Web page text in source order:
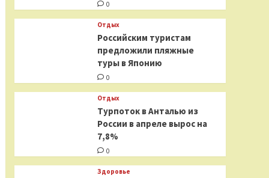
0
Отдых
Российским туристам
предложили пляжные
туры в Японию
0
Отдых
Турпоток в Анталью из
России в апреле вырос на
7,8%
0
Здоровье